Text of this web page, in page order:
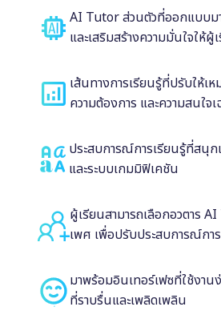
AI Tutor ส่วนตัวที่ออกแบบ
และเสริมสร้างความมั่นใจให้ผู้
เส้นทางการเรียนรู้ที่ปรับให้เ
ความต้องการ และความสนใจ
ประสบการณ์การเรียนรู้ที่สนุ
และระบบเกมมิฟิเคชัน
ผู้เรียนสามารถเลือกอวตาร
เพศ เพื่อปรับประสบการณ์กา
มาพร้อมอินเทอร์เฟซที่ใช้งาน
ที่ราบรื่นและเพลิดเพลิน